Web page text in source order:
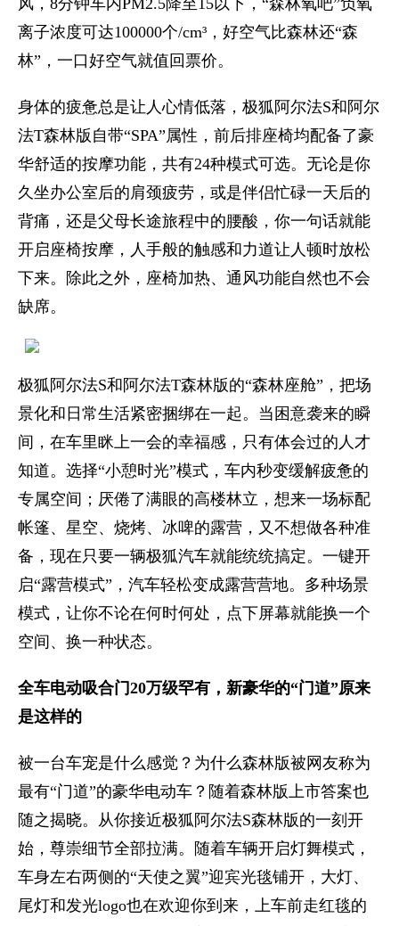
风，8分钟车内PM2.5降至15以下，“森林氧吧”负氧
离子浓度可达100000个/cm³，好空气比森林还“森
林”，一口好空气就值回票价。
身体的疲惫总是让人心情低落，极狐阿尔法S和阿尔
法T森林版自带“SPA”属性，前后排座椅均配备了豪
华舒适的按摩功能，共有24种模式可选。无论是你
久坐办公室后的肩颈疲劳，或是伴侣忙碌一天后的
背痛，还是父母长途旅程中的腰酸，你一句话就能
开启座椅按摩，人手般的触感和力道让人顿时放松
下来。除此之外，座椅加热、通风功能自然也不会
缺席。
极狐阿尔法S和阿尔法T森林版的“森林座舱”，把场
景化和日常生活紧密捆绑在一起。当困意袭来的瞬
间，在车里眯上一会的幸福感，只有体会过的人才
知道。选择“小憩时光”模式，车内秒变缓解疲惫的
专属空间；厌倦了满眼的高楼林立，想来一场标配
帐篷、星空、烧烤、冰啤的露营，又不想做各种准
备，现在只要一辆极狐汽车就能统统搞定。一键开
启“露营模式”，汽车轻松变成露营营地。多种场景
模式，让你不论在何时何处，点下屏幕就能换一个
空间、换一种状态。
全车电动吸合门20万级罕有，新豪华的“门道”原来
是这样的
被一台车宠是什么感觉？为什么森林版被网友称为
最有“门道”的豪华电动车？随着森林版上市答案也
随之揭晓。从你接近极狐阿尔法S森林版的一刻开
始，尊崇细节全部拉满。随着车辆开启灯舞模式，
车身左右两侧的“天使之翼”迎宾光毯铺开，大灯、
尾灯和发光logo也在欢迎你到来，上车前走红毯的